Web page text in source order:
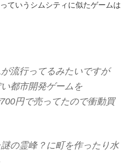
ていうシムシティに似たゲームは
流行ってるみたいですが
都市開発ゲームを
円で売ってたので衝動買
の霊峰？に町を作ったり水